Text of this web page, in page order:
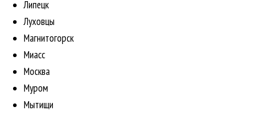
Липецк
Луховцы
Магнитогорск
Миасс
Москва
Муром
Мытищи